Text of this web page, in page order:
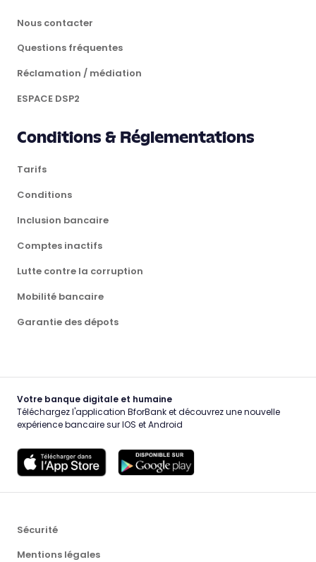
Nous contacter
Questions fréquentes
Réclamation / médiation
ESPACE DSP2
Conditions & Réglementations
Tarifs
Conditions
Inclusion bancaire
Comptes inactifs
Lutte contre la corruption
Mobilité bancaire
Garantie des dépots
Votre banque digitale et humaine
Téléchargez l'application BforBank et découvrez une nouvelle
expérience bancaire sur IOS et Android
Sécurité
Mentions légales